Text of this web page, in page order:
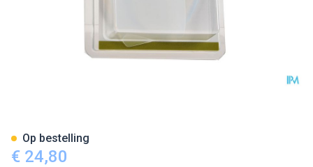
€ 24,80
Op bestelling